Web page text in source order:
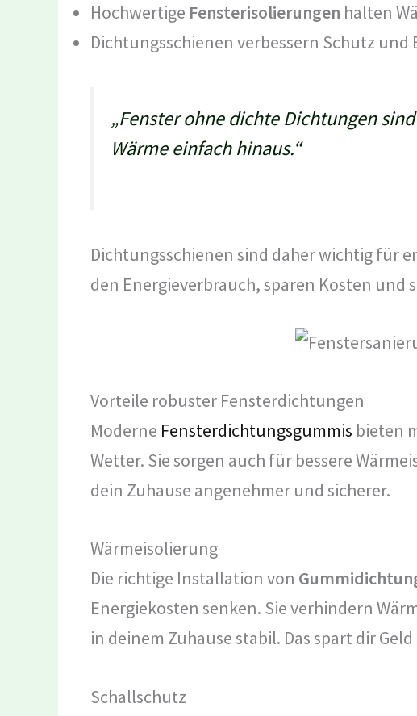
Hochwertige Fensterisolierungen halten
Dichtungsschienen verbessern Schutz und
„Fenster ohne dichte Dichtungen
Wärme einfach hinaus.“
Dichtungsschienen sind daher wichtig für
den Energieverbrauch, sparen Kosten und
Vorteile robuster Fensterdichtungen
Moderne Fensterdichtungsgummis bieten
Wetter. Sie sorgen auch für bessere
dein Zuhause angenehmer und sicherer.
Wärmeisolierung
Die richtige Installation von
Energiekosten senken. Sie verhindern
in deinem Zuhause stabil. Das spart dir
Schallschutz